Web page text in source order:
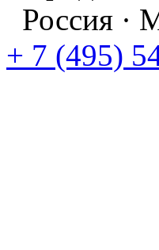
Россия ·
+ 7 (495)